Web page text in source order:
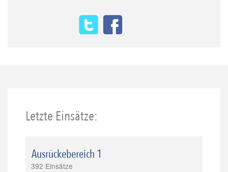
Letzte Einsätze:
Ausrückebereich 1
392 Einsätze